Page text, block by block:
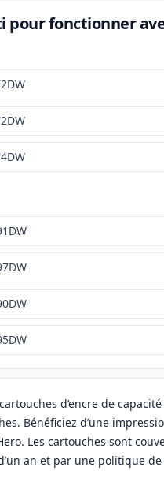
d’encre de
Bénéficiez d’une
Les cartouches sont
an et par une politique
pour fonctionner